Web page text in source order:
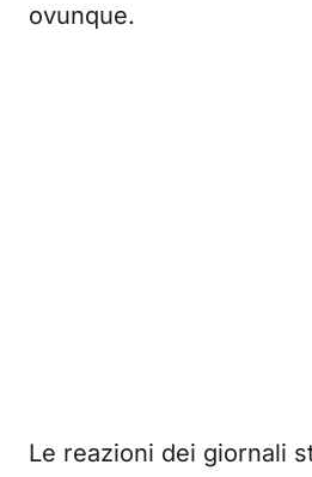
ovunque.
Le reazioni dei giornali